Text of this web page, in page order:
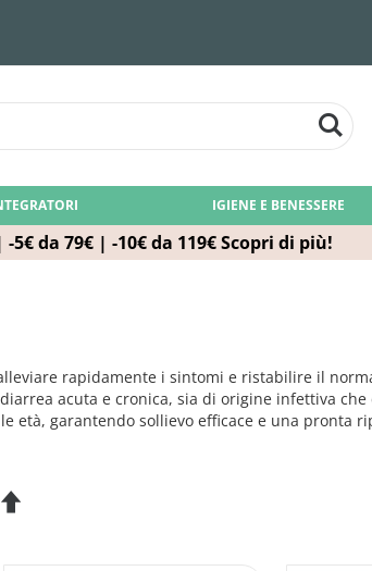
-5€ da 79€ | -10€ da 119€ Scopri di più!
IGIENE E BENESSERE
rapidamente i sintomi e ristabilire il
acuta e cronica, sia di origine infettiva
garantendo sollievo efficace e una pronta